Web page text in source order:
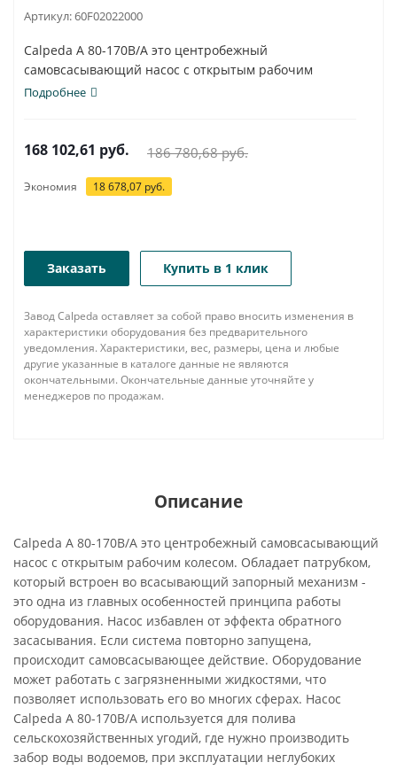
Артикул:60F02022000
Calpeda A 80-170B/A это центробежный
самовсасывающий насос с открытым рабочим
колесом.
Подробнее
168 102,61 руб. 186 780,68руб.
Экономия 18 678,07 руб.
Заказать Купить в 1 клик
Завод Calpeda оставляет за собой право вносить изменения в
характеристики оборудования без предварительного
уведомления. Характеристики, вес, размеры, цена и любые
другие указанные в каталоге данные не являются
окончательными. Окончательные данные уточняйте у
менеджеров по продажам.
Описание
Calpeda A 80-170B/A это центробежный самовсасывающий
насос с открытым рабочим колесом. Обладает патрубком,
который встроен во всасывающий запорный механизм -
это одна из главных особенностей принципа работы
оборудования. Насос избавлен от эффекта обратного
засасывания. Если система повторно запущена,
происходит самовсасывающее действие. Оборудование
может работать с загрязненными жидкостями, что
позволяет использовать его во многих сферах. Насос
Calpeda A 80-170B/A используется для полива
сельскохозяйственных угодий, где нужно производить
забор воды водоемов, при эксплуатации неглубоких